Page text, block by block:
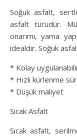
Soğuk asfalt,
asfalt türüdür.
onarımı, yama
idealdir. Soğuk
* Kolay
* Hızlı kürlenme
* Düşük maliyet
Sıcak Asfalt
Sıcak asfalt,